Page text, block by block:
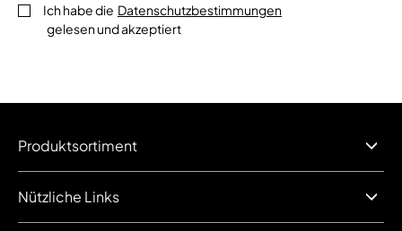
Ich habe die Datenschutzbestimmungen
gelesen und akzeptiert
Produktsortiment
Nützliche Links